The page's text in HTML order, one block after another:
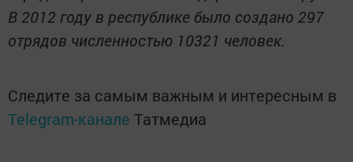
В 2012 году в республике было создано 297
отрядов численностью 10321 человек.
Следите за самым важным и интересным в
Telegram-канале Татмедиа